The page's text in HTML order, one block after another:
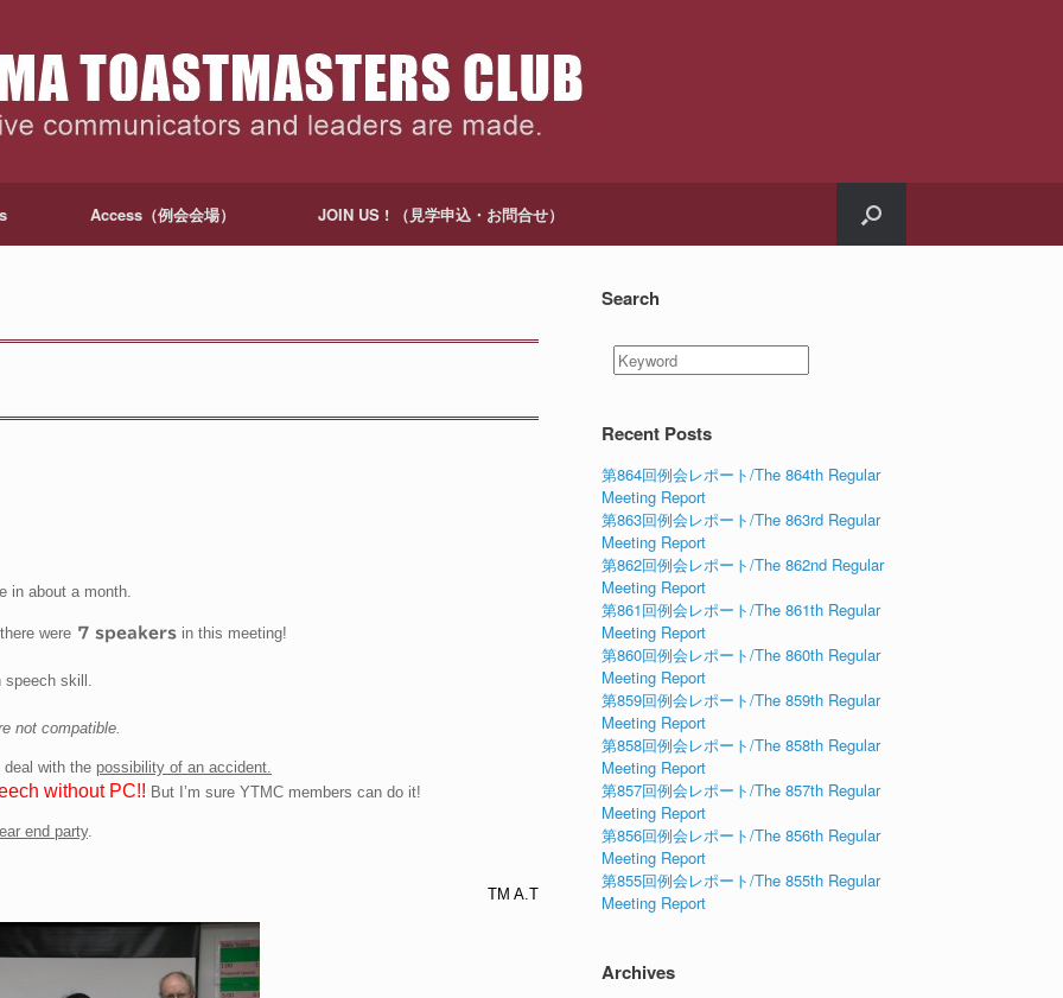
Access（例会会場） JOIN US ! （見学申込・お問合せ）
in about a month.
were 7 speakers in this meeting!
speech skill.
not compatible.
deal with the possibility of an accident.
without PC!! But I’m sure YTMC members can do it!
end party.
TM A.T
Search
Recent Posts
第864回例会レポート/The 864th Regular
Meeting Report
第863回例会レポート/The 863rd Regular
Meeting Report
第862回例会レポート/The 862nd Regular
Meeting Report
第861回例会レポート/The 861th Regular
Meeting Report
第860回例会レポート/The 860th Regular
Meeting Report
第859回例会レポート/The 859th Regular
Meeting Report
第858回例会レポート/The 858th Regular
Meeting Report
第857回例会レポート/The 857th Regular
Meeting Report
第856回例会レポート/The 856th Regular
Meeting Report
第855回例会レポート/The 855th Regular
Meeting Report
Archives